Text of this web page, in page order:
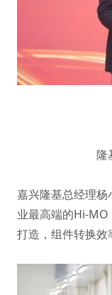
隆
嘉兴隆基总经理杨
业最高端的Hi-
打造，组件转换效